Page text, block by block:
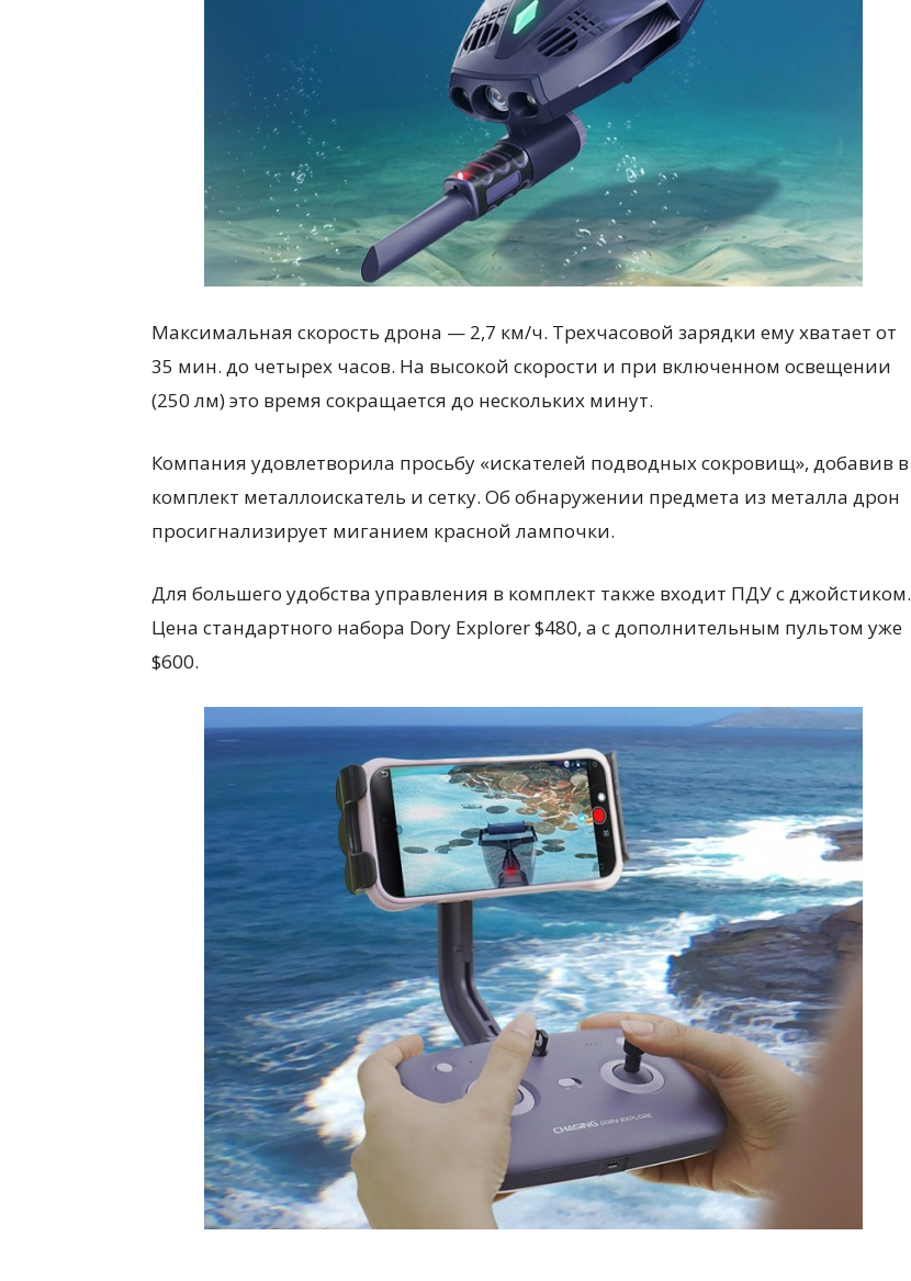
Максимальная скорость дрона — 2,7 км/ч. Трехчасовой зарядки ему хватает от
35 мин. до четырех часов. На высокой скорости и при включенном освещении
(250 лм) это время сокращается до нескольких минут.
Компания удовлетворила просьбу «искателей подводных сокровищ», добавив в
комплект металлоискатель и сетку. Об обнаружении предмета из металла дрон
просигнализирует миганием красной лампочки.
Для большего удобства управления в комплект также входит ПДУ с джойстиком.
Цена стандартного набора Dory Explorer $480, а с дополнительным пультом уже
$600.